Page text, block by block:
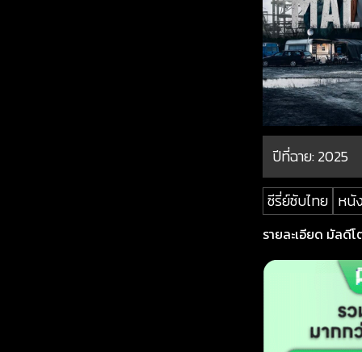
ปีที่ฉาย:2025
ซีรี่ย์ซับไทย หนั
รายละเอียด มัลดี